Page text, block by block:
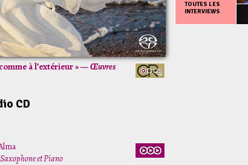
à l’extérieur » —Œuvres
CD
et Piano
TOUTES LES
INTERVIEWS